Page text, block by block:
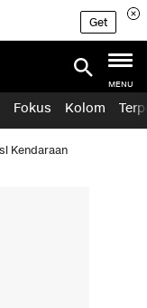
Get
MENU
Fokus Kolom
Kendaraan